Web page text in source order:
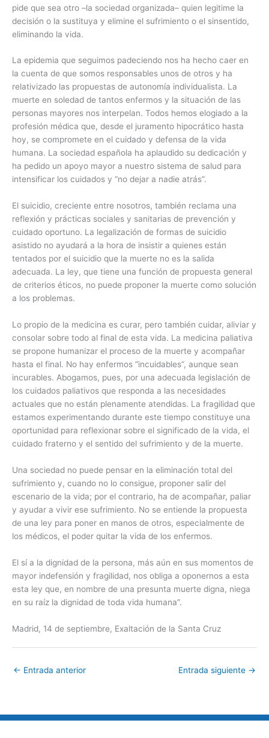
pide que sea otro –la sociedad organizada– quien legitime la
decisión o la sustituya y elimine el sufrimiento o el sinsentido,
eliminando la vida.
La epidemia que seguimos padeciendo nos ha hecho caer en
la cuenta de que somos responsables unos de otros y ha
relativizado las propuestas de autonomía individualista. La
muerte en soledad de tantos enfermos y la situación de las
personas mayores nos interpelan. Todos hemos elogiado a la
profesión médica que, desde el juramento hipocrático hasta
hoy, se compromete en el cuidado y defensa de la vida
humana. La sociedad española ha aplaudido su dedicación y
ha pedido un apoyo mayor a nuestro sistema de salud para
intensificar los cuidados y “no dejar a nadie atrás”.
El suicidio, creciente entre nosotros, también reclama una
reflexión y prácticas sociales y sanitarias de prevención y
cuidado oportuno. La legalización de formas de suicidio
asistido no ayudará a la hora de insistir a quienes están
tentados por el suicidio que la muerte no es la salida
adecuada. La ley, que tiene una función de propuesta general
de criterios éticos, no puede proponer la muerte como solución
a los problemas.
Lo propio de la medicina es curar, pero también cuidar, aliviar y
consolar sobre todo al final de esta vida. La medicina paliativa
se propone humanizar el proceso de la muerte y acompañar
hasta el final. No hay enfermos “incuidables”, aunque sean
incurables. Abogamos, pues, por una adecuada legislación de
los cuidados paliativos que responda a las necesidades
actuales que no están plenamente atendidas. La fragilidad que
estamos experimentando durante este tiempo constituye una
oportunidad para reflexionar sobre el significado de la vida, el
cuidado fraterno y el sentido del sufrimiento y de la muerte.
Una sociedad no puede pensar en la eliminación total del
sufrimiento y, cuando no lo consigue, proponer salir del
escenario de la vida; por el contrario, ha de acompañar, paliar
y ayudar a vivir ese sufrimiento. No se entiende la propuesta
de una ley para poner en manos de otros, especialmente de
los médicos, el poder quitar la vida de los enfermos.
El sí a la dignidad de la persona, más aún en sus momentos de
mayor indefensión y fragilidad, nos obliga a oponernos a esta
esta ley que, en nombre de una presunta muerte digna, niega
en su raíz la dignidad de toda vida humana”.
Madrid, 14 de septiembre, Exaltación de la Santa Cruz
← Entrada anterior Entrada siguiente →